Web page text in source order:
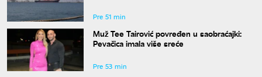
Pre 51 min
Muž Tee Tairović povređen u saobraćajki:
Pevačica imala više sreće
Pre 53 min